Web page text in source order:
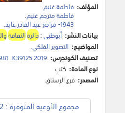
المؤلف: فاطمة غنيم.
فاطمة مترجم غنيم.
1943- مراجع عبد القادر عابد
.
بيانات النشر: أبوظبي:دائرةالثقافة
المواضيع: التصوير الفلكي.
تصنيف الكونجرس: .K39125 2019
نوع المادة: كتب
المصدر: فرع الرستاق
مجموع الأوعية المتوفرة : 2